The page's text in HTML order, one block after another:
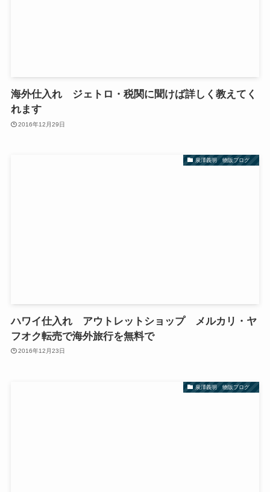
海外仕入れ ジェトロ・税関に聞けば詳しく教えてく
れます
2016年12月29日
泉澤義明 物販ブログ
ハワイ仕入れ アウトレットショップ メルカリ・ヤ
フオク転売で海外旅行を無料で
2016年12月23日
泉澤義明 物販ブログ